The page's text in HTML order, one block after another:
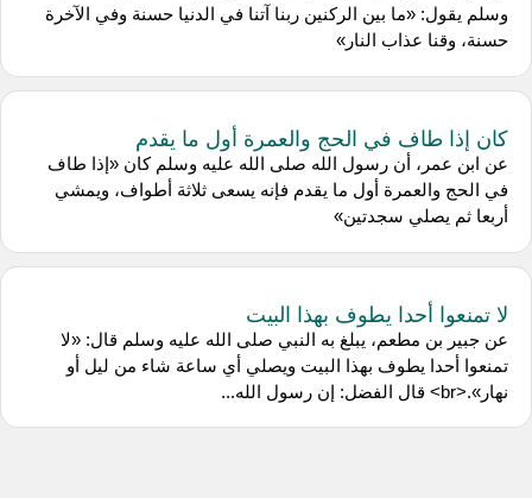
وسلم يقول: «ما بين الركنين ربنا آتنا في الدنيا حسنة وفي الآخرة
حسنة، وقنا عذاب النار»
كان إذا طاف في الحج والعمرة أول ما يقدم
عن ابن عمر، أن رسول الله صلى الله عليه وسلم كان «إذا طاف
في الحج والعمرة أول ما يقدم فإنه يسعى ثلاثة أطواف، ويمشي
أربعا ثم يصلي سجدتين»
لا تمنعوا أحدا يطوف بهذا البيت
عن جبير بن مطعم، يبلغ به النبي صلى الله عليه وسلم قال: «لا
تمنعوا أحدا يطوف بهذا البيت ويصلي أي ساعة شاء من ليل أو
نهار».<br> قال الفضل: إن رسول الله...